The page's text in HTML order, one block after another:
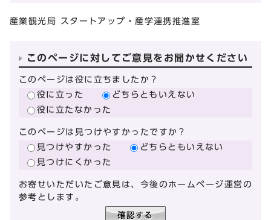
産業観光局 スタートアップ・産学連携推進室
このページに対してご意見をお聞かせください
このページは役に立ちましたか？
役に立った
どちらともいえない
役に立たなかった
このページは見つけやすかったですか？
見つけやすかった
どちらともいえない
見つけにくかった
お寄せいただいたご意見は、今後のホームページ運営の
参考とします。